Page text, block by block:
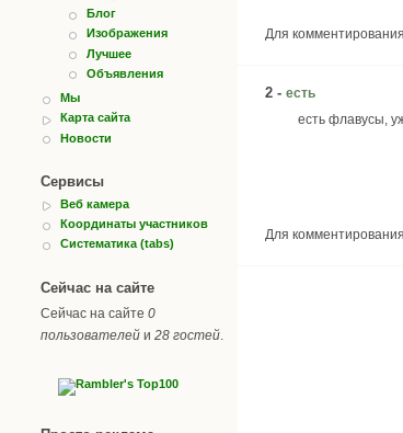
Блог
Изображения
Лучшее
Объявления
Мы
Карта сайта
Новости
Сервисы
Веб камера
Координаты участников
Систематика (tabs)
Сейчас на сайте
Сейчас на сайте 0
пользователей и 28 гостей
Для комментирования
2 - есть
есть флавусы,
Для комментирования